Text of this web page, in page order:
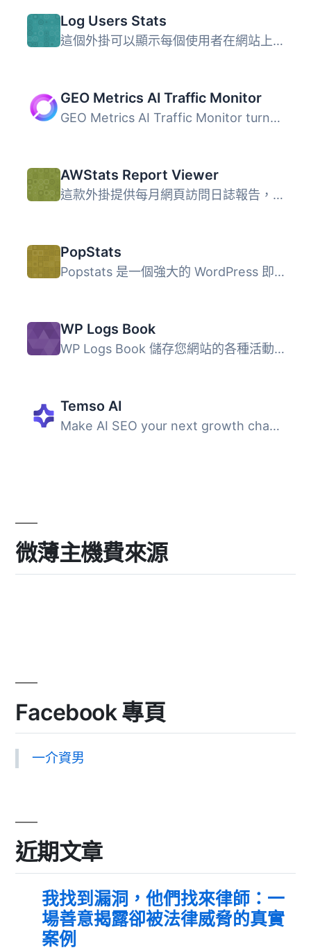
Log Users Stats
這個外掛可以顯示每個使用者在網站上登入的「總分鐘數」、「...
GEO Metrics AI Traffic Monitor
GEO Metrics AI Traffic Monitor turns your raw server and ...
AWStats Report Viewer
這款外掛提供每月網頁訪問日誌報告，透過 WordPress 儀表板頁...
PopStats
Popstats 是一個強大的 WordPress 即時統計工具，讓您更了解...
WP Logs Book
WP Logs Book 儲存您網站的各種活動日誌。駭客總是在您眼皮底...
Temso AI
Make AI SEO your next growth channel. Temso captures ever...
微薄主機費來源
Facebook 專頁
一介資男
近期文章
我找到漏洞，他們找來律師：一
場善意揭露卻被法律威脅的真實
案例